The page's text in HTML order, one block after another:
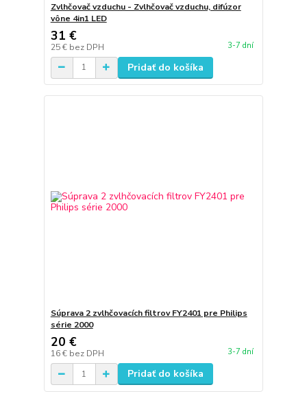
Zvlhčovač vzduchu - Zvlhčovač vzduchu, difúzor
vône 4in1 LED
31 €
25 € bez DPH 3-7 dní
Pridať do košíka
Súprava 2 zvlhčovacích filtrov FY2401 pre Philips
série 2000
20 €
16 € bez DPH 3-7 dní
Pridať do košíka